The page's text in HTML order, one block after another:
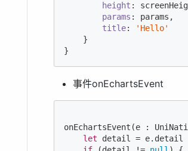
height :
params : params,
title:
'Hello'
    }
事件onEchartsEvent
onEchartsEvent(e :
let detail = e.detail